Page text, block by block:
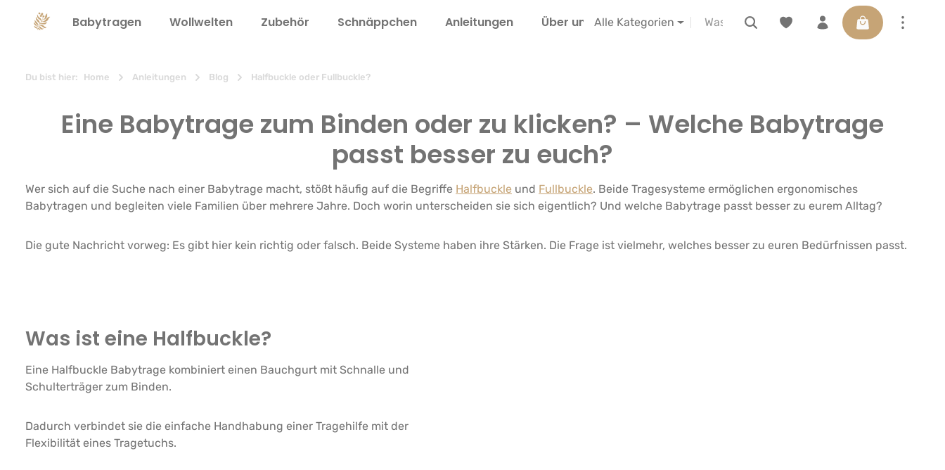
Zur Hauptnavigation springen
Babytragen Wollwelten Zubehör Schnäppchen Anleitungen Über uns LELIBA vor Ort erleben Gutscheine
Alle Kategorien
Warenkorb
Du bist hier: Home Anleitungen Blog Halfbuckle oder Fullbuckle?
Eine Babytrage zum Binden oder zu klicken? – Welche Babytrage
passt besser zu euch?
Wer sich auf die Suche nach einer Babytrage macht, stößt häufig auf die Begriffe Halfbuckle und Fullbuckle. Beide Tragesysteme ermöglichen ergonomisches
Babytragen und begleiten viele Familien über mehrere Jahre. Doch worin unterscheiden sie sich eigentlich? Und welche Babytrage passt besser zu eurem Alltag?
Die gute Nachricht vorweg: Es gibt hier kein richtig oder falsch. Beide Systeme haben ihre Stärken. Die Frage ist vielmehr, welches besser zu euren Bedürfnissen passt.
Was ist eine Halfbuckle?
Eine Halfbuckle Babytrage kombiniert einen Bauchgurt mit Schnalle und
Schulterträger zum Binden.
Dadurch verbindet sie die einfache Handhabung einer Tragehilfe mit der
Flexibilität eines Tragetuchs.